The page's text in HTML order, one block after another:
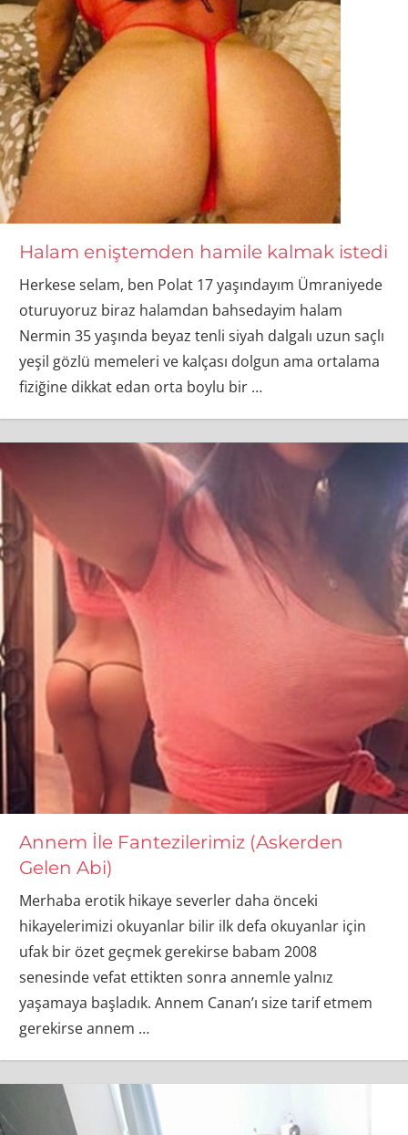
Halam eniştemden hamile kalmak istedi
Herkese selam, ben Polat 17 yaşındayım Ümraniyede
oturuyoruz biraz halamdan bahsedayim halam
Nermin 35 yaşında beyaz tenli siyah dalgalı uzun saçlı
yeşil gözlü memeleri ve kalçası dolgun ama ortalama
fiziğine dikkat edan orta boylu bir …
Annem İle Fantezilerimiz (Askerden
Gelen Abi)
Merhaba erotik hikaye severler daha önceki
hikayelerimizi okuyanlar bilir ilk defa okuyanlar için
ufak bir özet geçmek gerekirse babam 2008
senesinde vefat ettikten sonra annemle yalnız
yaşamaya başladık. Annem Canan’ı size tarif etmem
gerekirse annem …